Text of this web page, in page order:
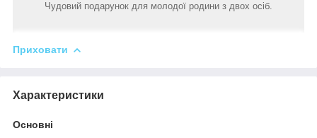
Чудовий подарунок для молодої родини з двох осіб.
Приховати
Характеристики
Основні